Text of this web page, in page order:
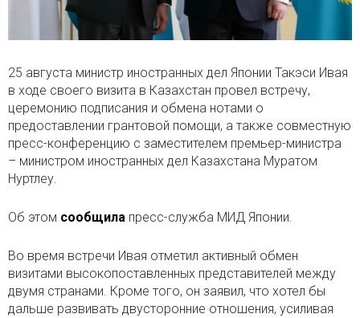
25 августа министр иностранных дел Японии Такэси Ивая
в ходе своего визита в Казахстан провел встречу,
церемонию подписания и обмена нотами о
предоставлении грантовой помощи, а также совместную
пресс-конференцию с заместителем премьер-министра
– министром иностранных дел Казахстана Муратом
Нуртлеу.
Об этом сообщила пресс-служба МИД Японии.
Во время встречи Ивая отметил активный обмен
визитами высокопоставленных представителей между
двумя странами. Кроме того, он заявил, что хотел бы
дальше развивать двусторонние отношения, усиливая